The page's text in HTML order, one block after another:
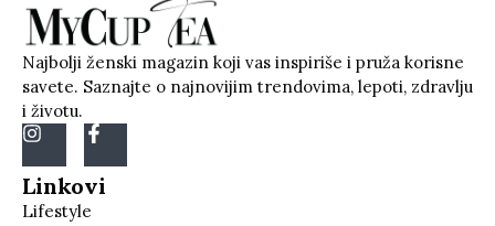
Najbolji ženski magazin koji vas inspiriše i pruža korisne
savete. Saznajte o najnovijim trendovima, lepoti, zdravlju
i životu.
Linkovi
Lifestyle